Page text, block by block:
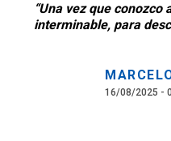
“Una vez que
interminable, para
16/08/2025 -